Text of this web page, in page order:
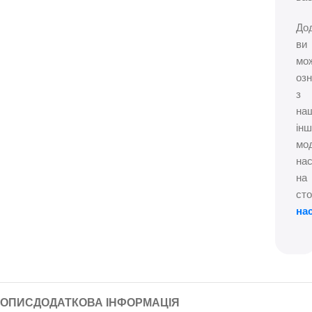
ви
з
на
ОПИСДОДАТКОВА ІНФОРМАЦІЯ